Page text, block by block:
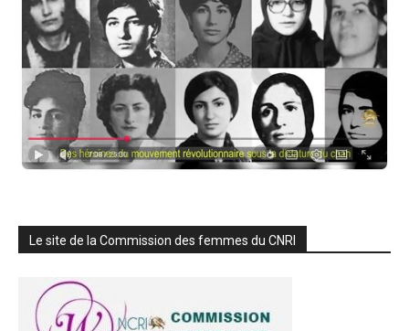
Le site de la Commission des femmes du CNRI